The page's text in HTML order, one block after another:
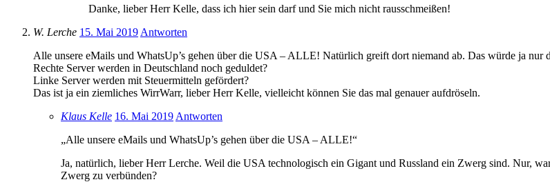
Danke, lieber Herr Kelle, dass ich hier sein darf und Sie mich nicht rausschmeißen!
W. Lerche 15. Mai 2019 Antworten
Alle unsere eMails und WhatsUp’s gehen über die USA – ALLE! Natürlich greift dort niemand ab. Das würde ja
Rechte Server werden in Deutschland noch geduldet?
Linke Server werden mit Steuermitteln gefördert?
Das ist ja ein ziemliches WirrWarr, lieber Herr Kelle, vielleicht können Sie das mal genauer aufdröseln.
Klaus Kelle 16. Mai 2019 Antworten
„Alle unsere eMails und WhatsUp’s gehen über die USA – ALLE!“
Ja, natürlich, lieber Herr Lerche. Weil die USA technologisch ein Gigant und Russland ein Zwerg sind. Nur,
Zwerg zu verbünden?